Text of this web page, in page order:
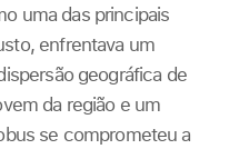
uma das principais
enfrentava um
geográfica de
da região e um
se comprometeu a